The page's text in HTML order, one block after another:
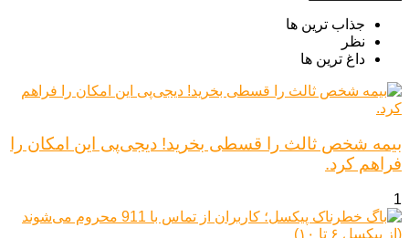
جذاب ترین ها
نظر
داغ ترین ها
بیمه شخص ثالث را قسطی بخرید! دیجی‌پی این امکان را
فراهم کرد.
1